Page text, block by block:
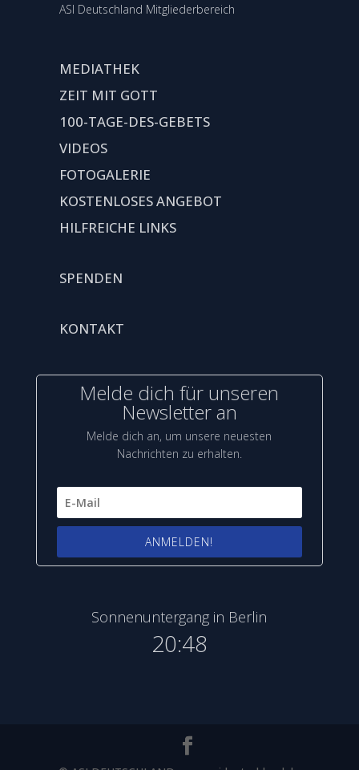
ASI Deutschland Mitgliederbereich
MEDIATHEK
ZEIT MIT GOTT
100-TAGE-DES-GEBETS
VIDEOS
FOTOGALERIE
KOSTENLOSES ANGEBOT
HILFREICHE LINKS
SPENDEN
KONTAKT
Melde dich für unseren
Newsletter an
Melde dich an, um unsere neuesten
Nachrichten zu erhalten.
ANMELDEN!
Sonnenuntergang in Berlin
20:48